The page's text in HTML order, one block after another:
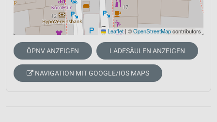
Leaflet | ©OpenStreetMapcontributors
ÖPNV ANZEIGEN LADESÄULEN ANZEIGEN
NAVIGATION MIT GOOGLE/IOS MAPS